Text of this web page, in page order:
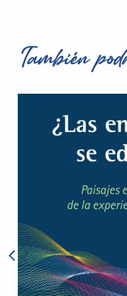
También